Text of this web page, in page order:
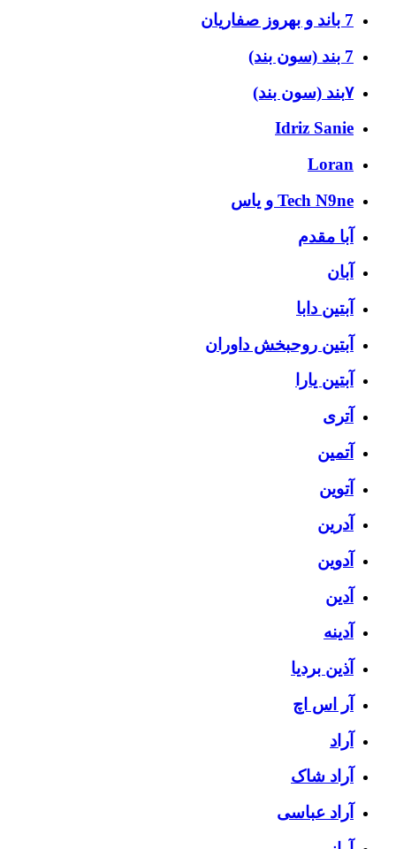
7 باند و بهروز صفاریان
7 بند (سون بند)
۷بند (سون بند)
Idriz Sanie
Loran
Tech N9ne و یاس
آبا مقدم
آبان
آبتین دابا
آبتین روحبخش داوران
آبتین یارا
آتری
آتمین
آتوین
آدرین
آدوین
آدین
آدینه
آذین بردیا
آر اس اچ
آراد
آراد شاک
آراد عباسی